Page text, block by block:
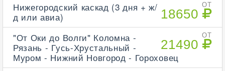
ОТ
18650
Нижегородский каскад (3 дня + ж/
д или авиа)
ОТ
21490
"От Оки до Волги" Коломна -
Рязань - Гусь-Хрустальный -
Муром - Нижний Новгород - Гороховец